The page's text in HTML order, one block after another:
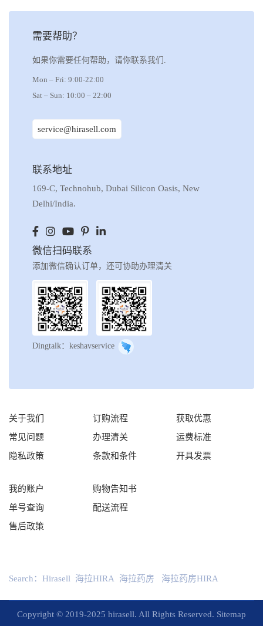
需要帮助？
如果你需要任何帮助，请你联系我们.
Mon – Fri: 9:00-22:00
Sat – Sun: 10:00 – 22:00
service@hirasell.com
联系地址
169-C, Technohub, Dubai Silicon Oasis, New
Delhi/India.
微信扫码联系
添加微信确认订单，还可协助办理清关
Dingtalk：keshavservice
关于我们
常见问题
隐私政策
订购流程
办理清关
条款和条件
获取优惠
运费标准
开具发票
我的账户
单号查询
售后政策
购物告知书
配送流程
Search： Hirasell 海拉HIRA 海拉药房 海拉药房HIRA
Copyright © 2019-2025 hirasell. All Rights Reserved. Sitemap